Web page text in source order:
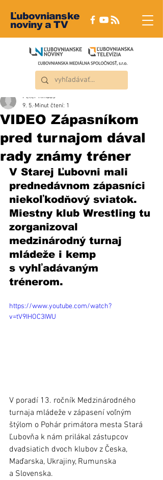
Ľubovnianske
noviny a TV
VIDEO Zápasníkom
pred turnajom dával
rady známy tréner
Peter Rindoš
9. 5. Minut čtení: 1
V Starej Ľubovni mali
prednedávnom zápasníci
niekoľkodňový sviatok.
Miestny klub Wrestling tu
zorganizoval
medzinárodný turnaj
mládeže i kemp
s vyhľadávaným
trénerom.
https://www.youtube.com/watch?
v=tV9IHOC3IWU
V poradí 13. ročník Medzinárodného
turnaja mládeže v zápasení voľným
štýlom o Pohár primátora mesta Stará
Ľubovňa k nám prilákal zástupcov
dvadsiatich dvoch klubov z Česka,
Maďarska, Ukrajiny, Rumunska
a Slovenska.